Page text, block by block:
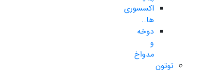
اکسسوری
ها..
دوخه
و
مدواخ
توتون